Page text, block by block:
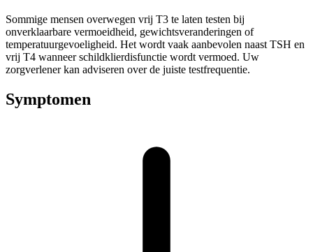
Sommige mensen overwegen vrij T3 te laten testen bij
onverklaarbare vermoeidheid, gewichtsveranderingen of
temperatuurgevoeligheid. Het wordt vaak aanbevolen naast TSH en
vrij T4 wanneer schildklierdisfunctie wordt vermoed. Uw
zorgverlener kan adviseren over de juiste testfrequentie.
Symptomen